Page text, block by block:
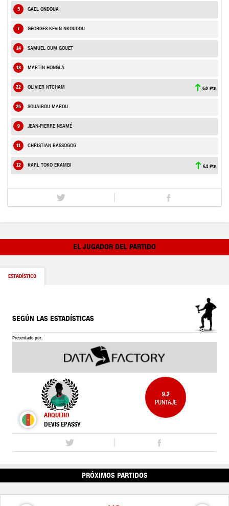
5 GAEL ONDOUA
7 GEORGES-KEVIN NKOUDOU
14 SAMUEL OUM GOUET
18 MARTIN HONGLA
22 OLIVIER NTCHAM 6.8 Pts
26 SOUAIBOU MAROU
9 JEAN-PIERRE NSAMÉ
11 CHRISTIAN BASSOGOG
12 KARL TOKO EKAMBI 6.2 Pts
EL JUGADOR DEL PARTIDO
ESTADÍSTICO
SEGÚN LAS ESTADÍSTICAS
Presentado por:
ARQUERO
DEVIS EPASSY
9.2
PUNTAJE
PRÓXIMOS PARTIDOS